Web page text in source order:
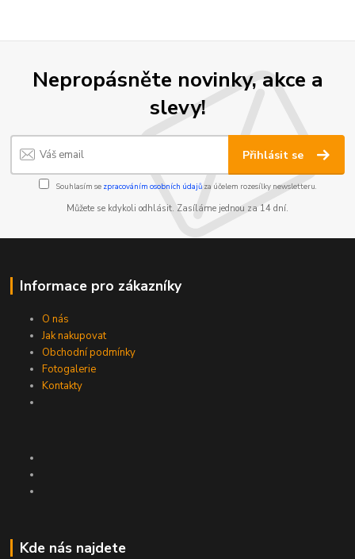
Nepropásněte novinky, akce a
slevy!
Přihlásit se
Souhlasím se zpracováním osobních údajůza účelem rozesílky newsletteru.
Můžete se kdykoli odhlásit. Zasíláme jednou za 14 dní.
Informace pro zákazníky
O nás
Jak nakupovat
Obchodní podmínky
Fotogalerie
Kontakty
Kde nás najdete